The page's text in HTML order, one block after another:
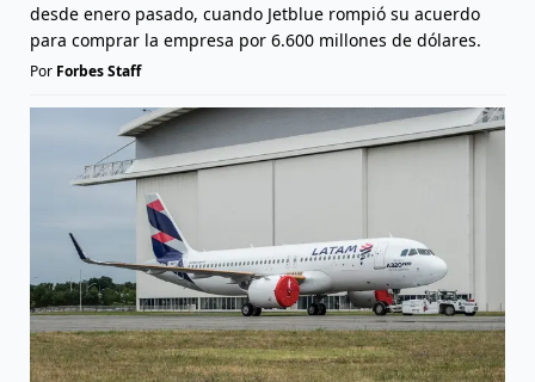
desde enero pasado, cuando Jetblue rompió su acuerdo
para comprar la empresa por 6.600 millones de dólares.
Por Forbes Staff